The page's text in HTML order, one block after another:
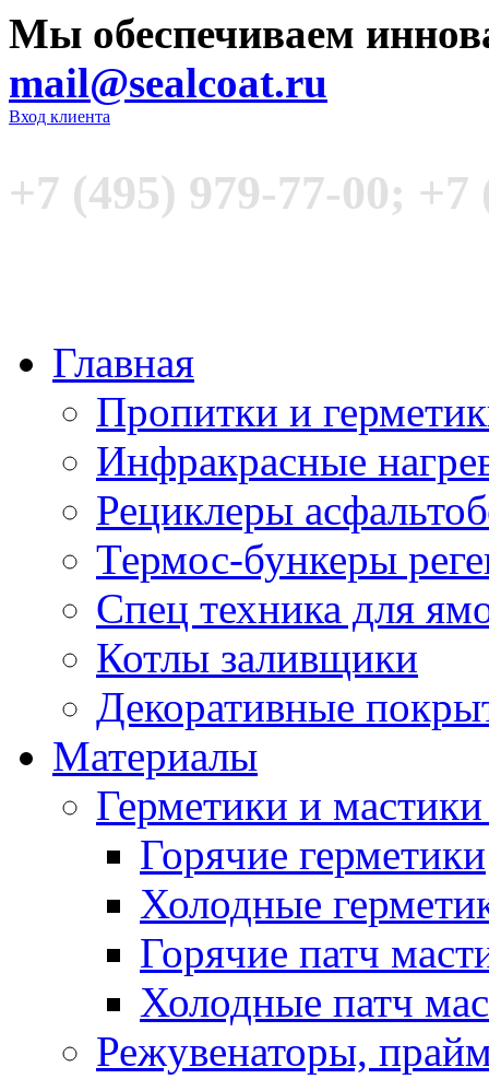
Мы обеспечиваем
mail@sealcoat.ru
Вход клиента
+7 (495) 979-77-00; +7
Главная
Пропитки и
Инфракрасные
Рециклеры
Термос-бункеры
Спец техника для
Котлы заливщики
Декоративные
Материалы
Герметики и
Горячие герметики
Холодные
Горячие патч
Холодные патч
Режувенаторы,